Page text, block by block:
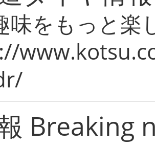
味をもっと楽
Breaking